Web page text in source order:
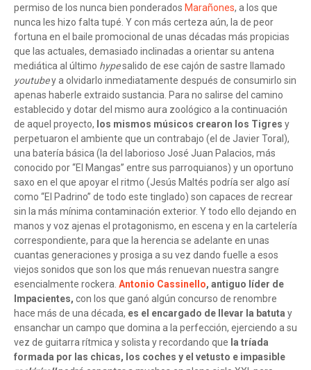
permiso de los nunca bien ponderados Marañones, a los que
nunca les hizo falta tupé. Y con más certeza aún, la de peor
fortuna en el baile promocional de unas décadas más propicias
que las actuales, demasiado inclinadas a orientar su antena
mediática al último hypesalido de ese cajón de sastre llamado
youtubey a olvidarlo inmediatamente después de consumirlo sin
apenas haberle extraido sustancia. Para no salirse del camino
establecido y dotar del mismo aura zoológico a la continuación
de aquel proyecto, los mismos músicos crearon los Tigres y
perpetuaron el ambiente que un contrabajo (el de Javier Toral),
una batería básica (la del laborioso José Juan Palacios, más
conocido por “El Mangas” entre sus parroquianos) y un oportuno
saxo en el que apoyar el ritmo (Jesús Maltés podría ser algo así
como “El Padrino” de todo este tinglado) son capaces de recrear
sin la más mínima contaminación exterior. Y todo ello dejando en
manos y voz ajenas el protagonismo, en escena y en la cartelería
correspondiente, para que la herencia se adelante en unas
cuantas generaciones y prosiga a su vez dando fuelle a esos
viejos sonidos que son los que más renuevan nuestra sangre
esencialmente rockera. Antonio Cassinello, antiguo líder de
Impacientes, con los que ganó algún concurso de renombre
hace más de una década, es el encargado de llevar la batuta y
ensanchar un campo que domina a la perfección, ejerciendo a su
vez de guitarra rítmica y solista y recordando que la tríada
formada por las chicas, los coches y el vetusto e impasible